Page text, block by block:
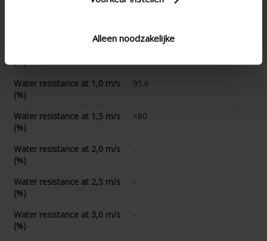
Alleen noodzakelijke
(%)
Water resistance at 1,0 m/s
(%)
95.6
Water resistance at 1,5 m/s
(%)
<80
Water resistance at 2,0 m/s
(%)
-
Water resistance at 2,5 m/s
(%)
-
Water resistance at 3,0 m/s
(%)
-